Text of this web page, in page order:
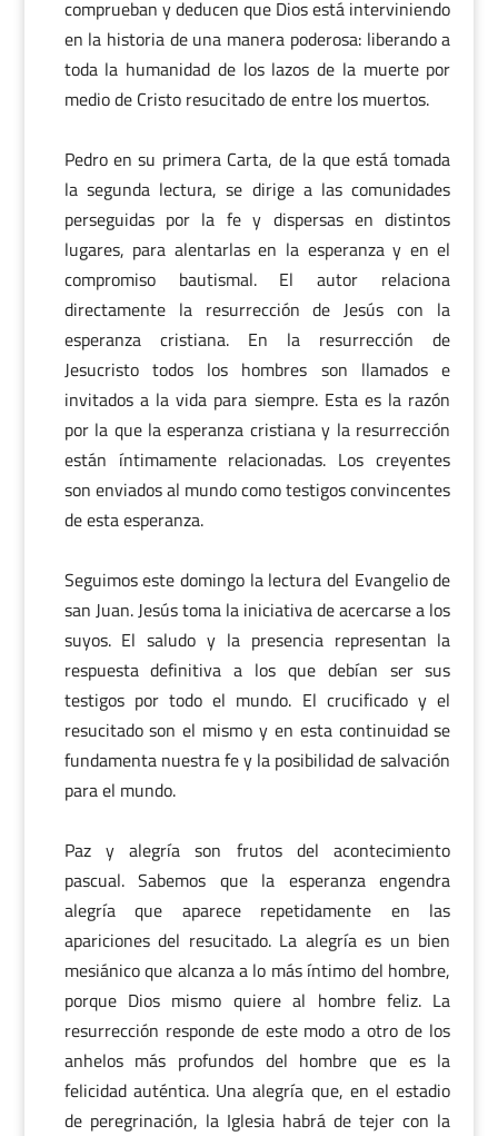
comprueban y deducen que Dios está interviniendo
en la historia de una manera poderosa: liberando a
toda la humanidad de los lazos de la muerte por
medio de Cristo resucitado de entre los muertos.
Pedro en su primera Carta, de la que está tomada
la segunda lectura, se dirige a las comunidades
perseguidas por la fe y dispersas en distintos
lugares, para alentarlas en la esperanza y en el
compromiso bautismal. El autor relaciona
directamente la resurrección de Jesús con la
esperanza cristiana. En la resurrección de
Jesucristo todos los hombres son llamados e
invitados a la vida para siempre. Esta es la razón
por la que la esperanza cristiana y la resurrección
están íntimamente relacionadas. Los creyentes
son enviados al mundo como testigos convincentes
de esta esperanza.
Seguimos este domingo la lectura del Evangelio de
san Juan. Jesús toma la iniciativa de acercarse a los
suyos. El saludo y la presencia representan la
respuesta definitiva a los que debían ser sus
testigos por todo el mundo. El crucificado y el
resucitado son el mismo y en esta continuidad se
fundamenta nuestra fe y la posibilidad de salvación
para el mundo.
Paz y alegría son frutos del acontecimiento
pascual. Sabemos que la esperanza engendra
alegría que aparece repetidamente en las
apariciones del resucitado. La alegría es un bien
mesiánico que alcanza a lo más íntimo del hombre,
porque Dios mismo quiere al hombre feliz. La
resurrección responde de este modo a otro de los
anhelos más profundos del hombre que es la
felicidad auténtica. Una alegría que, en el estadio
de peregrinación, la Iglesia habrá de tejer con la